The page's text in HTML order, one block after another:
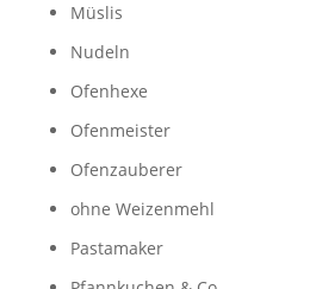
Müslis
Nudeln
Ofenhexe
Ofenmeister
Ofenzauberer
ohne Weizenmehl
Pastamaker